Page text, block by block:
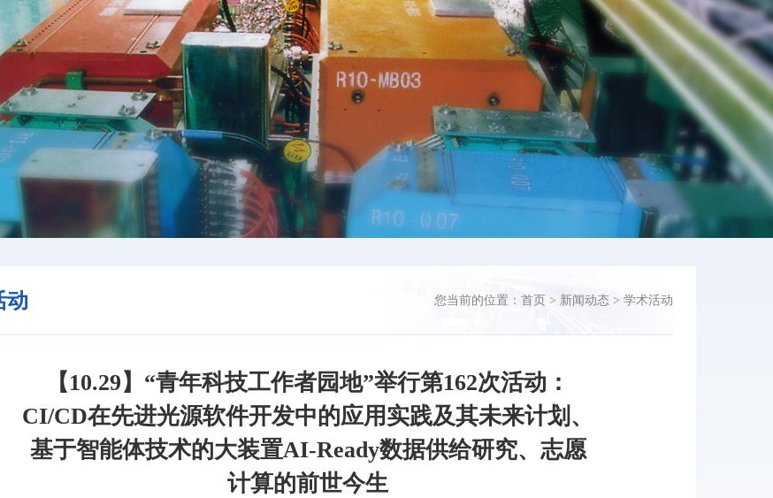
动 您当前的位置： 首页 > 新闻动态 > 学术活动
【10.29】“青年科技工作者园地”举行第162次活动：
CI/CD在先进光源软件开发中的应用实践及其未来计划、
基于智能体技术的大装置AI-Ready数据供给研究、志愿
计算的前世今生